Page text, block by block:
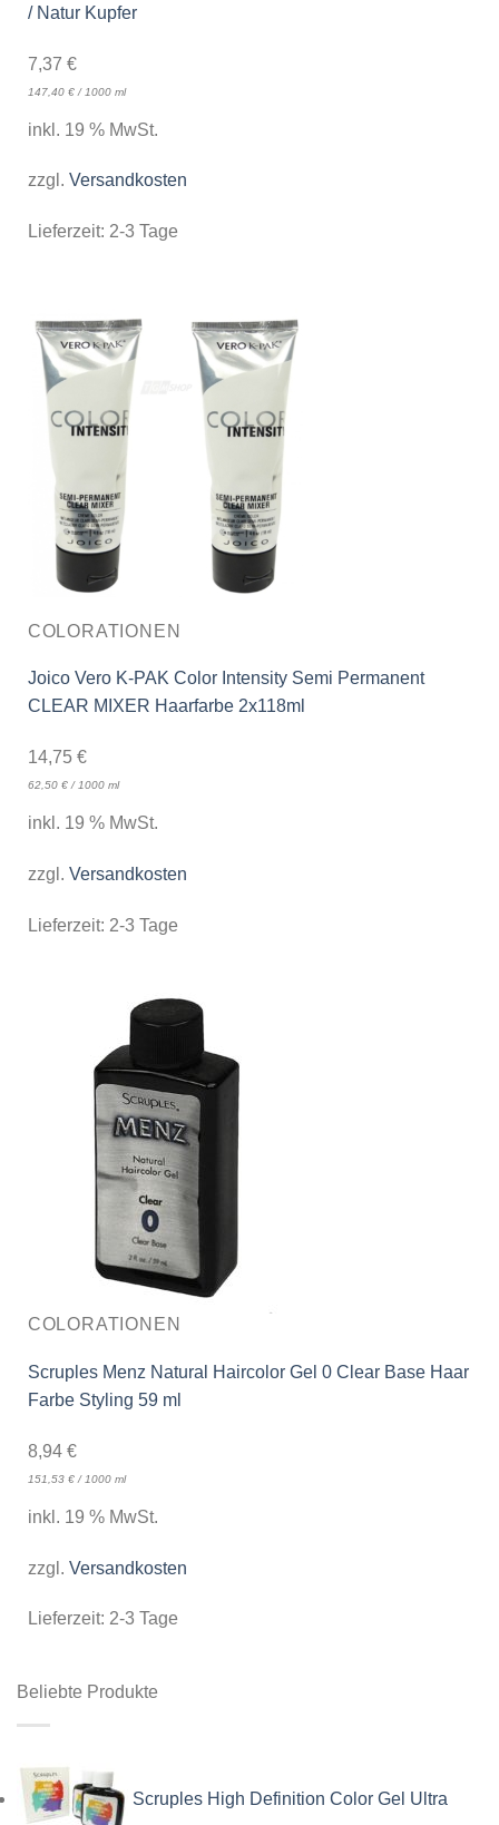
/ Natur Kupfer
7,37 €
147,40 €/ 1000 ml
inkl. 19 % MwSt.
zzgl. Versandkosten
Lieferzeit: 2-3 Tage
COLORATIONEN
Joico Vero K-PAK Color Intensity Semi Permanent
CLEAR MIXER Haarfarbe 2x118ml
14,75 €
62,50 €/1000 ml
inkl. 19 % MwSt.
zzgl. Versandkosten
Lieferzeit: 2-3 Tage
COLORATIONEN
Scruples Menz Natural Haircolor Gel 0 Clear Base Haar
Farbe Styling 59 ml
8,94 €
151,53 €/ 1000 ml
inkl. 19 % MwSt.
zzgl. Versandkosten
Lieferzeit: 2-3 Tage
Beliebte Produkte
Scruples High Definition Color Gel Ultra